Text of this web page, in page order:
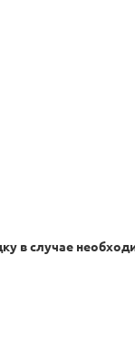
в случае